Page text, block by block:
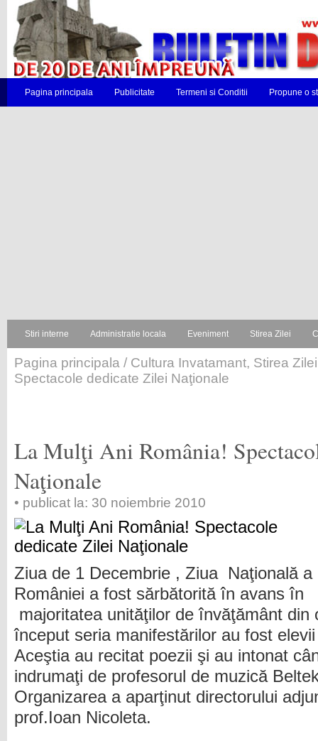
Pagina principala Publicitate Termeni si Conditii Propune o
Stiri interne Administratie locala Eveniment Stirea Zilei
Pagina principala / Cultura Invatamant, Stirea Zilei
Spectacole dedicate Zilei Naţionale
La Mulţi Ani România!
Naţionale
• publicat la: 30 noiembrie 2010
Ziua de 1 Decembrie , Ziua Naţională a
României a fost sărbătorită în avans în
majoritatea unităţilor de învăţământ din
început seria manifestărilor au fost
Aceştia au recitat poezii şi au intonat
indrumaţi de profesorul de muzică
Organizarea a aparţinut directorului
prof.Ioan Nicoleta.